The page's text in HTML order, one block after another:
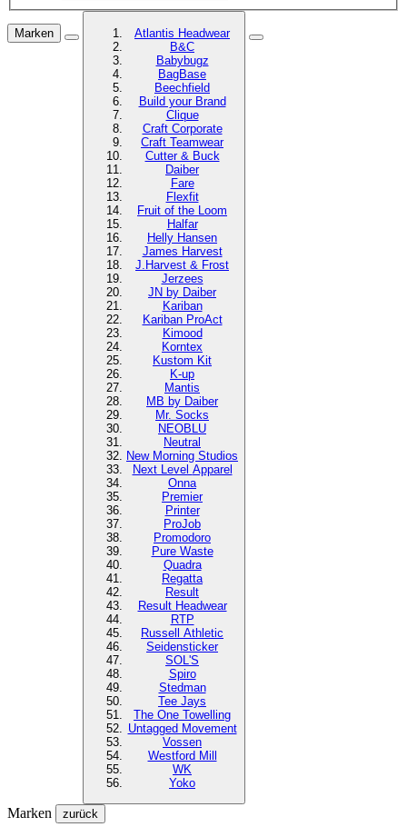
Marken
Atlantis Headwear
B&C
Babybugz
BagBase
Beechfield
Build your Brand
Clique
Craft Corporate
Craft Teamwear
Cutter & Buck
Daiber
Fare
Flexfit
Fruit of the Loom
Halfar
Helly Hansen
James Harvest
J.Harvest & Frost
Jerzees
JN by Daiber
Kariban
Kariban ProAct
Kimood
Korntex
Kustom Kit
K-up
Mantis
MB by Daiber
Mr. Socks
NEOBLU
Neutral
New Morning Studios
Next Level Apparel
Onna
Premier
Printer
ProJob
Promodoro
Pure Waste
Quadra
Regatta
Result
Result Headwear
RTP
Russell Athletic
Seidensticker
SOL'S
Spiro
Stedman
Tee Jays
The One Towelling
Untagged Movement
Vossen
Westford Mill
WK
Yoko
Marken zurück